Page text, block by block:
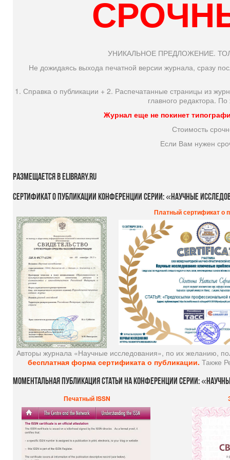
УНИКАЛЬНОЕ ПРЕДЛОЖЕНИЕ.
Не дожидаясь выхода печатной версии журнала, сразу
1. Справка о публикации + 2. Распечатанные страницы из
главного редактора.
Журнал еще не покинет
Стоимость
Если Вам нужен
РазмещаетсявeLIBRARY.RU
Сертификат о публикации конференции серии: «Научные
Платный сертификато
Авторы журнала «Научные исследования», по их желанию,
бесплатная форма сертификата о публикации. Также
Моментальнаяпубликациястатьи наконференции серии:
Печатный ISSN